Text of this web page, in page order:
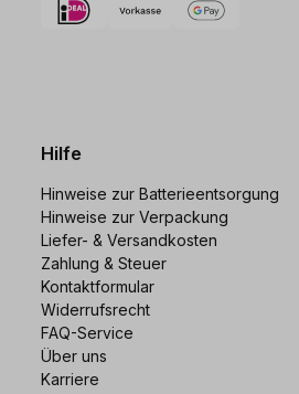
Hilfe
Hinweise zur Batterieentsorgung
Hinweise zur Verpackung
Liefer- & Versandkosten
Zahlung & Steuer
Kontaktformular
Widerrufsrecht
FAQ-Service
Über uns
Karriere